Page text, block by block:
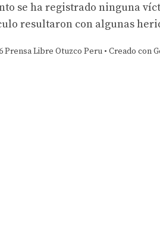
se ha registrado ninguna
resultaron con algunas
Prensa Libre Otuzco Peru • Creado con